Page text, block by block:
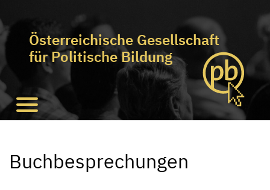
Österreichische Gesellschaft
für Politische Bildung
Buchbesprechungen